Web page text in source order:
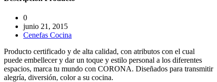
0
junio 21, 2015
Cenefas Cocina
Producto certificado y de alta calidad, con atributos con el cual
puede embellecer y dar un toque y estilo personal a los diferentes
espacios, marca tu mundo con CORONA. Diseñados para transmitir
alegría, diversión, color a su cocina.